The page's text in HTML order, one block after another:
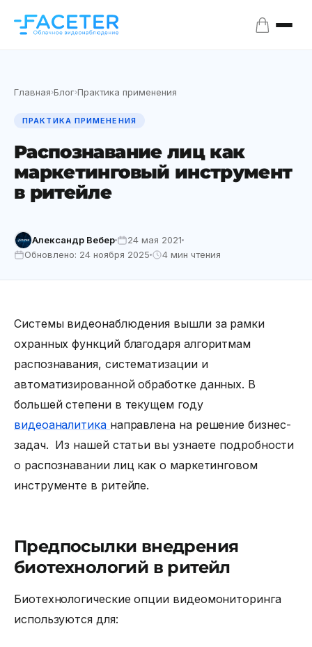
Главная›Блог›Практика применения
ПРАКТИКА ПРИМЕНЕНИЯ
Распознавание лиц как
маркетинговый инструмент
в ритейле
Александр Вебер
24 мая 2021
Обновлено: 24 ноября 2025
4 мин чтения
Системы видеонаблюдения вышли за рамки
охранных функций благодаря алгоритмам
распознавания, систематизации и
автоматизированной обработке данных. В
большей степени в текущем году
видеоаналитика направлена на решение бизнес-
задач. Из нашей статьи вы узнаете подробности
о распознавании лицкак о маркетинговом
инструменте в ритейле.
Предпосылки внедрения
биотехнологий в ритейл
Биотехнологические опции видеомониторинга
используются для: